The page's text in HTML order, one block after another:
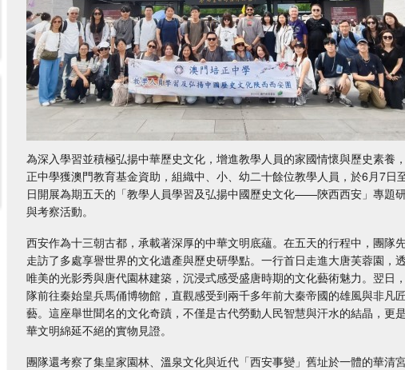
為深入學習並積極弘揚中華歷史文化，增進教學人員的家國情懷與歷史素養
正中學獲澳門教育基金資助，組織中、小、幼二十餘位教學人員，於6月7日
日開展為期五天的「教學人員學習及弘揚中國歷史文化——陝西西安」專題
與考察活動。
西安作為十三朝古都，承載著深厚的中華文明底蘊。在五天的行程中，團隊
走訪了多處享譽世界的文化遺產與歷史研學點。一行首日走進大唐芙蓉園，
唯美的光影秀與唐代園林建築，沉浸式感受盛唐時期的文化藝術魅力。翌日
隊前往秦始皇兵馬俑博物館，直觀感受到兩千多年前大秦帝國的雄風與非凡
藝。這座舉世聞名的文化奇蹟，不僅是古代勞動人民智慧與汗水的結晶，更
華文明綿延不絕的實物見證。
團隊還考察了集皇家園林、溫泉文化與近代「西安事變」舊址於一體的華清